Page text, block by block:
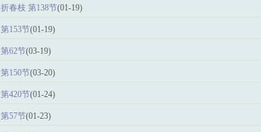
折春枝 第138节(01-19)
第153节(01-19)
第62节(03-19)
第150节(03-20)
第420节(01-24)
第57节(01-23)